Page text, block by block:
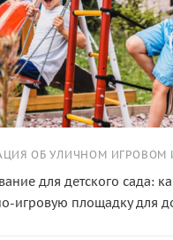
для детского сада:
игровую площадку для